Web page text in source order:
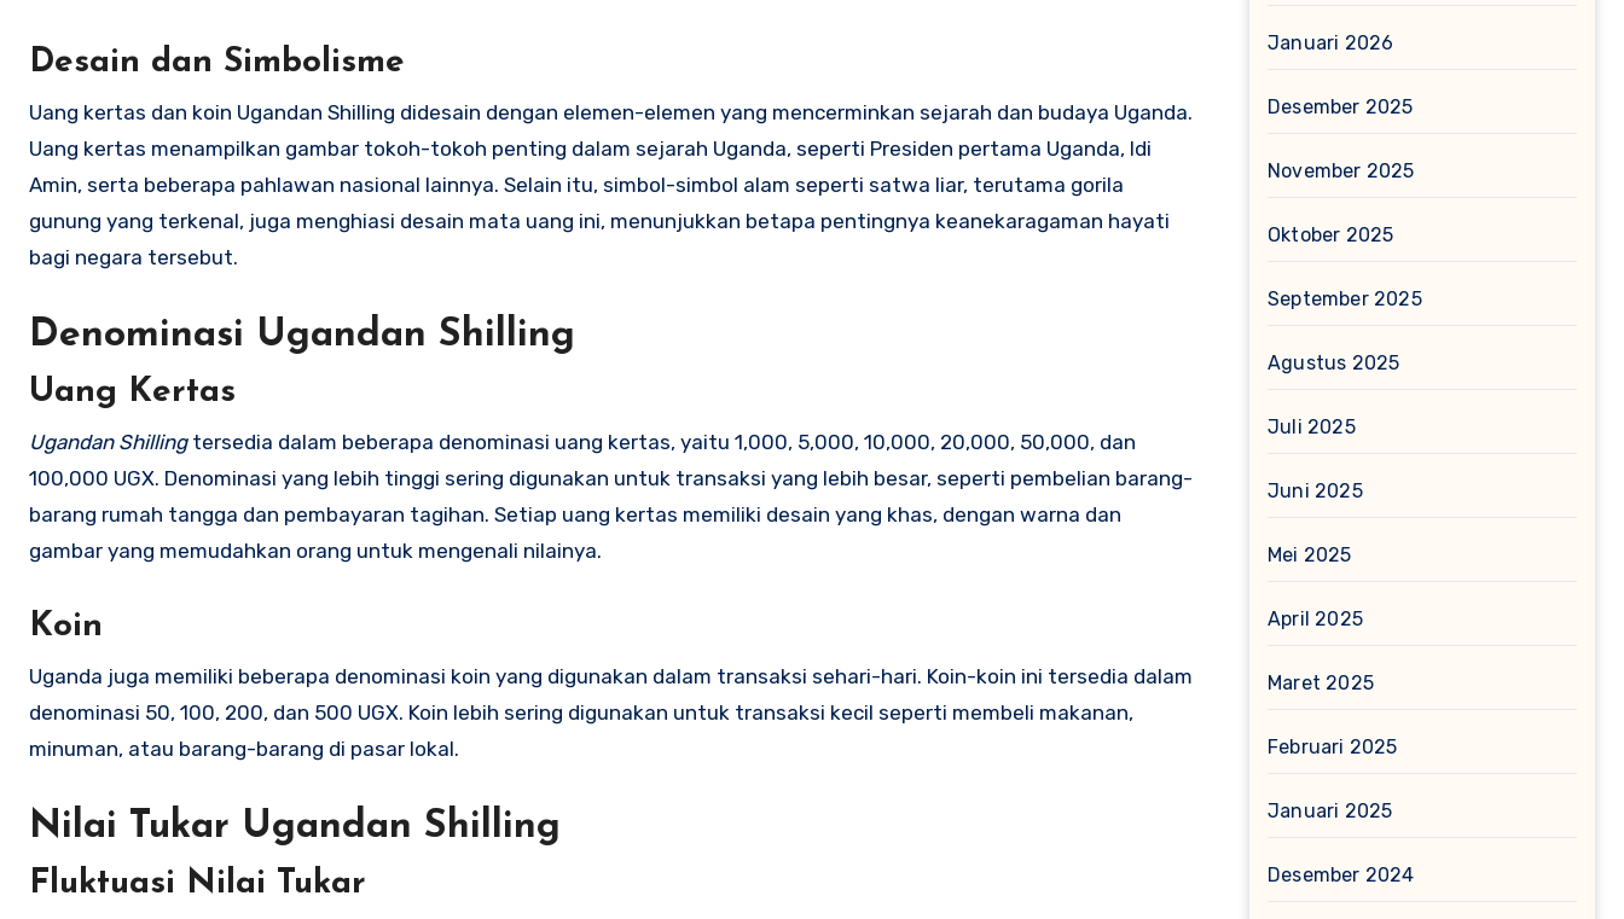
Desain dan Simbolisme
Uang kertas dan koin Ugandan Shilling didesain dengan elemen-elemen yang mencerminkan sejarah dan budaya Uganda.
Uang kertas menampilkan gambar tokoh-tokoh penting dalam sejarah Uganda, seperti Presiden pertama Uganda, Idi
Amin, serta beberapa pahlawan nasional lainnya. Selain itu, simbol-simbol alam seperti satwa liar, terutama gorila
gunung yang terkenal, juga menghiasi desain mata uang ini, menunjukkan betapa pentingnya keanekaragaman hayati
bagi negara tersebut.
Denominasi Ugandan Shilling
Uang Kertas
Ugandan Shillingtersedia dalam beberapa denominasi uang kertas, yaitu 1,000, 5,000, 10,000, 20,000, 50,000, dan
100,000 UGX. Denominasi yang lebih tinggi sering digunakan untuk transaksi yang lebih besar, seperti pembelian barang-
barang rumah tangga dan pembayaran tagihan. Setiap uang kertas memiliki desain yang khas, dengan warna dan
gambar yang memudahkan orang untuk mengenali nilainya.
Koin
Uganda juga memiliki beberapa denominasi koin yang digunakan dalam transaksi sehari-hari. Koin-koin ini tersedia dalam
denominasi 50, 100, 200, dan 500 UGX. Koin lebih sering digunakan untuk transaksi kecil seperti membeli makanan,
minuman, atau barang-barang di pasar lokal.
Nilai Tukar Ugandan Shilling
Fluktuasi Nilai Tukar
Januari 2026
Desember 2025
November 2025
Oktober 2025
September 2025
Agustus 2025
Juli 2025
Juni 2025
Mei 2025
April 2025
Maret 2025
Februari 2025
Januari 2025
Desember 2024